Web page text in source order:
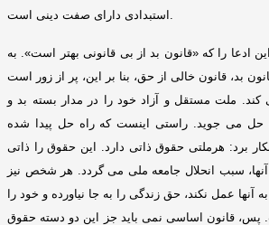
استبدادی دارای صفت دینی است
ادعا را که«قانون بد از بی قانونی بهتر است». به
بد، قانون خالی از حق، بنا بر این، پر از زور است
کند
ملت مستقل و آزاد خود را در مدار بسته بد و
حل می جوید
راستی اینست که راه حل پیدا شده
برد : هرملتی حقوق ذاتی دارد
این حقوق را ذاتی
سبب انحلال جامعه ملی می گردد
هر شخص نیز
آنها عمل نکند، حق زندگی را به جا نیاورده و خود را
. پس، قانون اساسی نمی باید جز این دو دسته حقوق